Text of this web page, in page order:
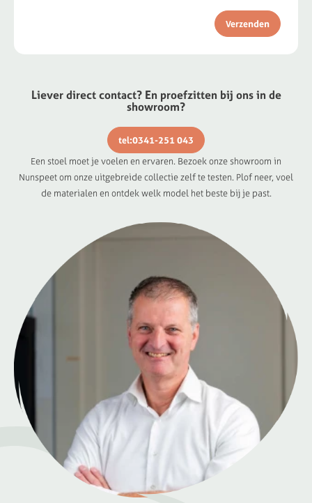
Verzenden
Liever direct contact? En proefzitten bij ons in de
showroom?
tel:0341-251 043
Een stoel moet je voelen en ervaren. Bezoek onze showroom in
Nunspeet om onze uitgebreide collectie zelf te testen. Plof neer, voel
de materialen en ontdek welk model het beste bij je past.